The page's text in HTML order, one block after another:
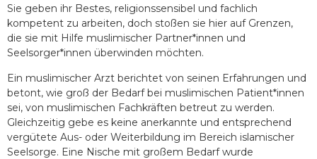
Sie geben ihr Bestes, religionssensibel und fachlich
kompetent zu arbeiten, doch stoßen sie hier auf Grenzen,
die sie mit Hilfe muslimischer Partner*innen und
Seelsorger*innen überwinden möchten.
Ein muslimischer Arzt berichtet von seinen Erfahrungen und
betont, wie groß der Bedarf bei muslimischen Patient*innen
sei, von muslimischen Fachkräften betreut zu werden.
Gleichzeitig gebe es keine anerkannte und entsprechend
vergütete Aus- oder Weiterbildung im Bereich islamischer
Seelsorge. Eine Nische mit großem Bedarf wurde